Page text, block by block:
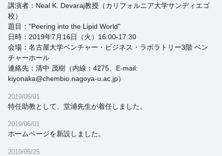
講演者：Neal K. Devaraj教授（カリフォルニア大学サンディエゴ
校）
題目："Peering into the Lipid World"
日時：2019年7月16日（火）16:00-17:30
会場：名古屋大学ベンチャー・ビジネス・ラボラトリー3階 ベン
チャーホール
連絡先：清中 茂樹（内線：4275、E-mail:
kiyonaka@chembio.nagoya-u.ac.jp）
2019/06/01
特任助教として、堂浦先生が着任しました。
2019/06/01
ホームページを新設しました。
2019/05/25